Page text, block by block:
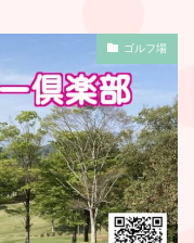
ゴルフ場